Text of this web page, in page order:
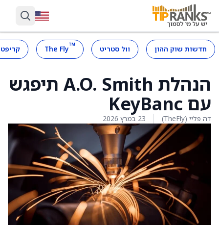
חדשות שוק ההון וול סטריט ™
The Fly
הנהלת A.O. Smith תיפגש
עם KeyBanc
דה פליי (TheFly) 23 במרץ 2026